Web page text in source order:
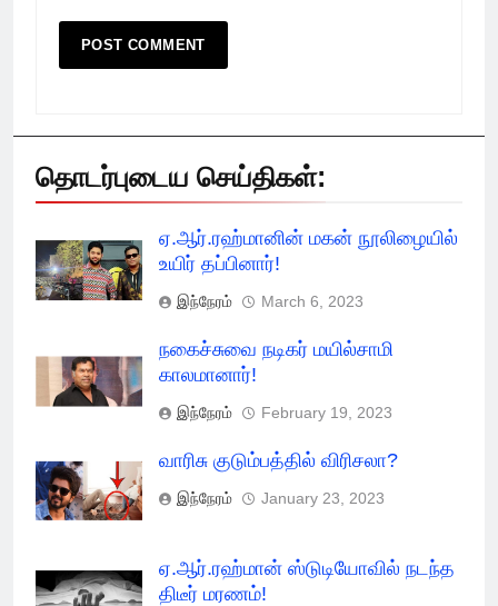
தொடர்புடைய செய்திகள்:
ஏ.ஆர்.ரஹ்மானின் மகன் நூலிழையில்
உயிர் தப்பினார்!
இந்நேரம் March 6, 2023
நகைச்சுவை நடிகர் மயில்சாமி
காலமானார்!
இந்நேரம் February 19, 2023
வாரிசு குடும்பத்தில் விரிசலா?
இந்நேரம் January 23, 2023
ஏ.ஆர்.ரஹ்மான் ஸ்டுடியோவில் நடந்த
திடீர் மரணம்!